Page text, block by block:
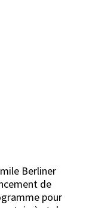
Berliner
de
pour